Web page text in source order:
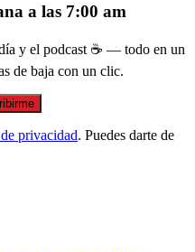
a las 7:00 am
y el podcast ☕ — todo en un
de baja con un clic.
privacidad. Puedes darte de